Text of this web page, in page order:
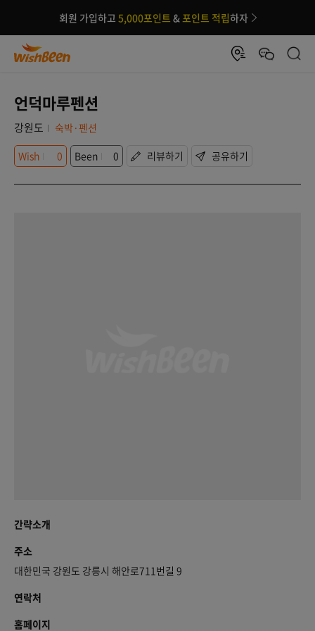
회원 가입하고 5,000포인트 &포인트 적립하자
언덕마루펜션
강원도
숙박·펜션
Wish
0 Been 0 리뷰하기 공유하기
간략소개
주소
대한민국 강원도 강릉시 해안로711번길 9
연락처
홈페이지